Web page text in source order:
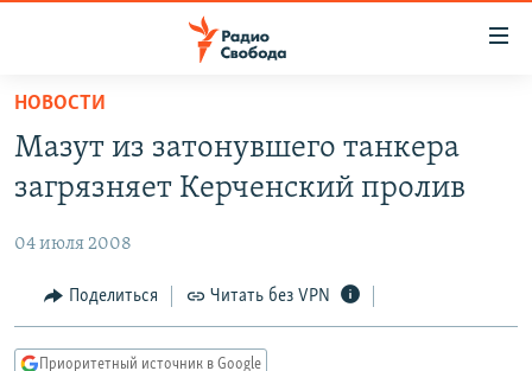
упрощенного
доступа
основному
Вернутся
главной
ПОДКАСТЫ
АВТОРСКИЕ ПРОЕКТЫ
ЦИТАТЫ СВОБОДЫ
МНЕНИЯ
НОВОСТИ
Мазут из затонувшего танкера
загрязняет Керченский пролив
04 июля 2008
Поделиться Читать без VPN
Приоритетный источник в Google